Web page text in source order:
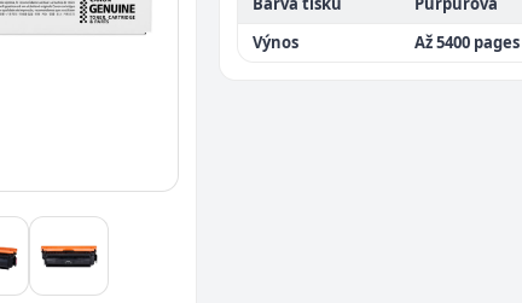
Výnos
Až 5400 pages